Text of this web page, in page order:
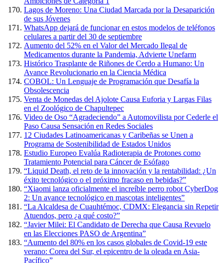
Lagos de Moreno: Una Ciudad Marcada por la Desaparición
de sus Jóvenes
WhatsApp dejará de funcionar en estos modelos de teléfonos
celulares a partir del 30 de septiembre
Aumento del 52% en el Valor del Mercado Ilegal de
Medicamentos durante la Pandemia, Advierte Unefarm
Histórico Trasplante de Riñones de Cerdo a Humano: Un
Avance Revolucionario en la Ciencia Médica
COBOL: Un Lenguaje de Programación que Desafía la
Obsolescencia
Venta de Monedas del Ajolote Causa Euforia y Largas Filas
en el Zoológico de Chapultepec
Video de Oso “Agradeciendo” a Automovilista por Cederle el
Paso Causa Sensación en Redes Sociales
12 Ciudades Latinoamericanas y Caribeñas se Unen a
Programa de Sostenibilidad de Estados Unidos
Estudio Europeo Evalúa Radioterapia de Protones como
Tratamiento Potencial para Cáncer de Esófago
“Liquid Death, el reto de la innovación y la rentabilidad: ¿Un
éxito tecnológico o el próximo fracaso en bebidas?”
“Xiaomi lanza oficialmente el increíble perro robot CyberDog
2: Un avance tecnológico en mascotas inteligentes”
“La Alcaldesa de Cuauhtémoc, CDMX: Elegancia sin Repetir
Atuendos, pero ¿a qué costo?”
“Javier Milei: El Candidato de Derecha que Causa Revuelo
en las Elecciones PASO de Argentina”
“Aumento del 80% en los casos globales de Covid-19 este
verano: Corea del Sur, el epicentro de la oleada en Asia-
Pacífico”